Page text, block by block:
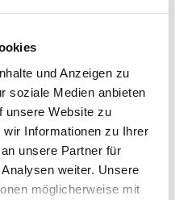
und Anzeigen zu
soziale Medien anbieten
unsere Website zu
Informationen zu Ihrer
unsere Partner für
weiter. Unsere
möglicherweise mit
wohnen